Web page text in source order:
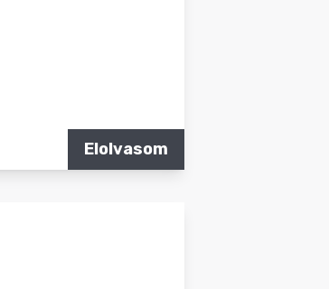
Elolvasom